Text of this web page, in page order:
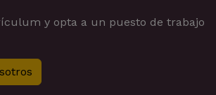
y opta a un puesto de trabajo